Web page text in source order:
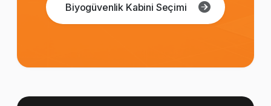
Biyogüvenlik Kabini Seçimi